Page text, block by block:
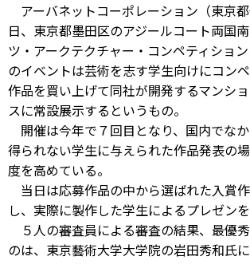
アーバネットコーポレーション（東京
日、東京都墨田区のアジールコート両国
ツ・アークテクチャー・コンペティショ
のイベントは芸術を志す学生向けにコン
作品を買い上げて同社が開発するマンシ
スに常設展示するというもの。
開催は今年で７回目となり、国内でな
得られない学生に与えられた作品発表の
度を高めている。
当日は応募作品の中から選ばれた入賞
し、実際に製作した学生によるプレゼンを
５人の審査員による審査の結果、最優
のは、東京藝術大学大学院の岩田秀和氏